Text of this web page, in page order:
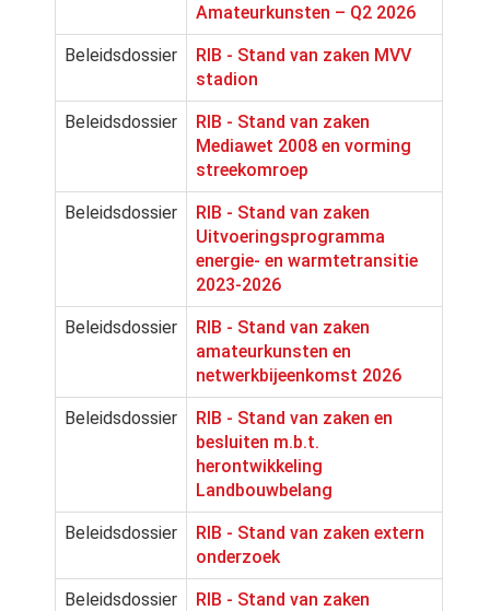
Amateurkunsten – Q2 2026
Beleidsdossier
RIB - Stand van zaken MVV
stadion
Beleidsdossier
RIB - Stand van zaken
Mediawet 2008 en vorming
streekomroep
Beleidsdossier
RIB - Stand van zaken
Uitvoeringsprogramma
energie- en warmtetransitie
2023-2026
Beleidsdossier
RIB - Stand van zaken
amateurkunsten en
netwerkbijeenkomst 2026
Beleidsdossier
RIB - Stand van zaken en
besluiten m.b.t.
herontwikkeling
Landbouwbelang
Beleidsdossier
RIB - Stand van zaken extern
onderzoek
Beleidsdossier
RIB - Stand van zaken